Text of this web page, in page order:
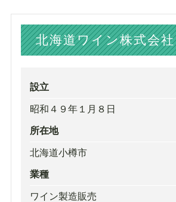
北海道ワイン株式会社
設立
昭和４９年１月８日
所在地
北海道小樽市
業種
ワイン製造販売